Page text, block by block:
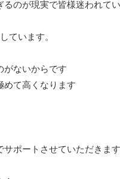
のが現実で皆様迷われて
ています。
がないからです
めて高くなります
ポートさせていただきます